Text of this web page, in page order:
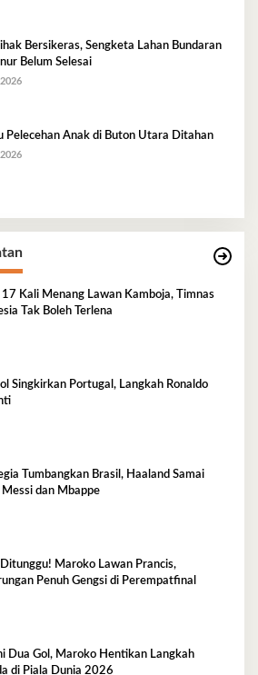
Bersikeras, Sengketa Lahan Bundaran
Belum Selesai
Pelecehan Anak di Buton Utara Ditahan
17 Kali Menang Lawan Kamboja, Timnas
Tak Boleh Terlena
Singkirkan Portugal, Langkah Ronaldo
Tumbangkan Brasil, Haaland Samai
Messi dan Mbappe
Maroko Lawan Prancis,
Penuh Gengsi di Perempatfinal
Dua Gol, Maroko Hentikan Langkah
di Piala Dunia 2026